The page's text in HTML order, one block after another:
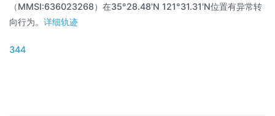
（MMSI:636023268）在35°28.48'N 121°31.31'N位置有异常转
向行为。 详细轨迹
344